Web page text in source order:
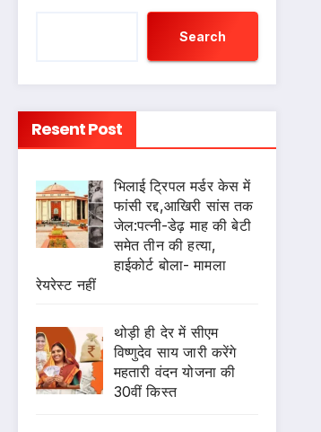
Search
Resent Post
भिलाई ट्रिपल मर्डर केस में
फांसी रद्द,आखिरी सांस तक
जेल:पत्नी-डेढ़ माह की बेटी
समेत तीन की हत्या,
हाईकोर्ट बोला- मामला
रेयरेस्ट नहीं
थोड़ी ही देर में सीएम
विष्णुदेव साय जारी करेंगे
महतारी वंदन योजना की
30वीं किस्त